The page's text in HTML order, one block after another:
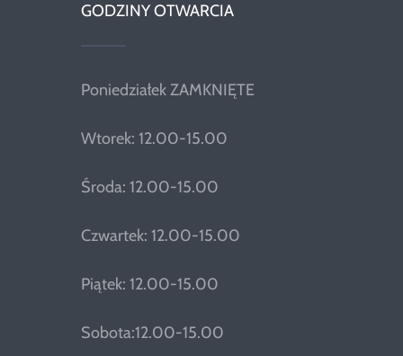
GODZINY OTWARCIA
Poniedziałek ZAMKNIĘTE
Wtorek: 12.00-15.00
Środa: 12.00-15.00
Czwartek: 12.00-15.00
Piątek: 12.00-15.00
Sobota:12.00-15.00